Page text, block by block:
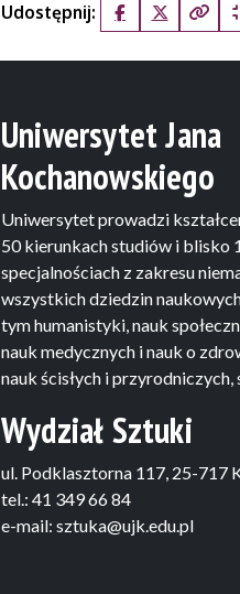
Udostępnij: Facebook
X
Uniwersytet Jana
Kochanowskiego
Uniwersytet prowadzi
50 kierunkach studiów i blisko
specjalnościach z zakresu
wszystkich dziedzin
tym humanistyki, nauk
nauk medycznych i nauk o
nauk ścisłych i przyrodniczych,
Wydział Sztuki
ul. Podklasztorna 117, 25-717
tel.: 41 349 66 84
e-mail: sztuka@ujk.edu.pl